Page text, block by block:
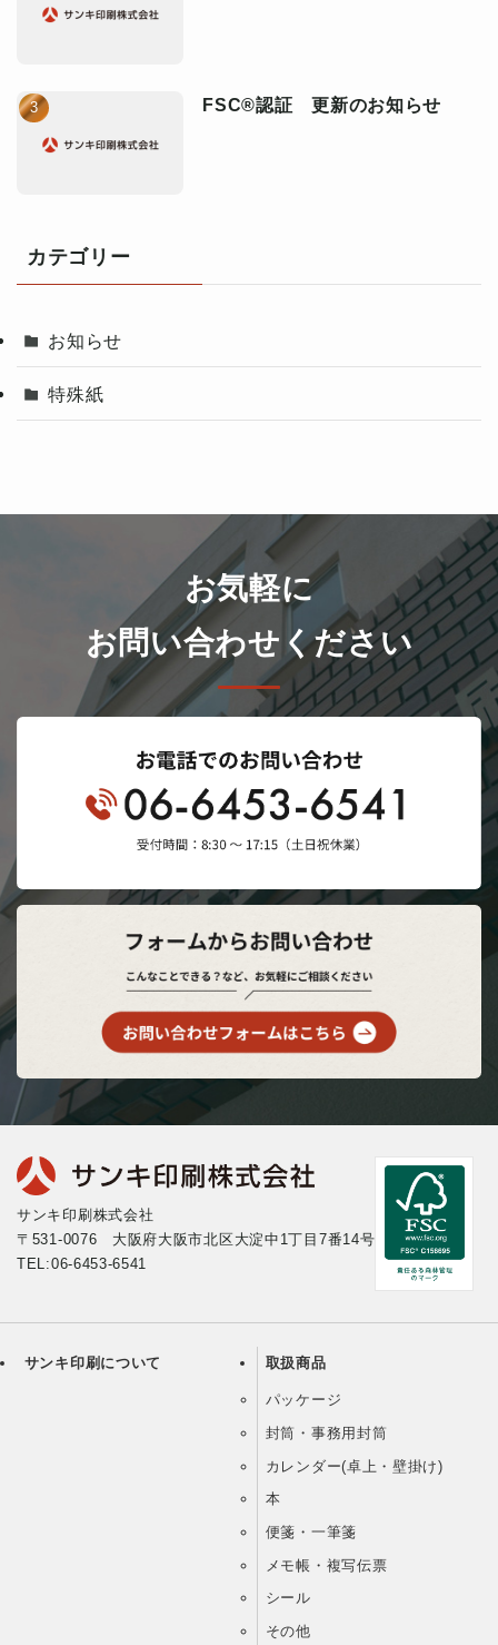
FSC®認証 更新のお知らせ
カテゴリー
お知らせ
特殊紙
お気軽に
お問い合わせください
サンキ印刷株式会社
〒531-0076 大阪府大阪市北区大淀中1丁目7番14号
TEL:06-6453-6541
サンキ印刷について 取扱商品
パッケージ
封筒・事務用封筒
カレンダー(卓上・壁掛け)
本
便箋・一筆箋
メモ帳・複写伝票
シール
その他